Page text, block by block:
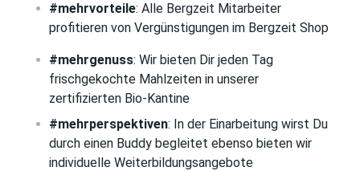
#mehrvorteile: Alle Bergzeit Mitarbeiter
profitieren von Vergünstigungen im Bergzeit Shop
#mehrgenuss: Wir bieten Dir jeden Tag
frischgekochte Mahlzeiten in unserer
zertifizierten Bio-Kantine
#mehrperspektiven: In der Einarbeitung wirst Du
durch einen Buddy begleitet ebenso bieten wir
individuelle Weiterbildungsangebote